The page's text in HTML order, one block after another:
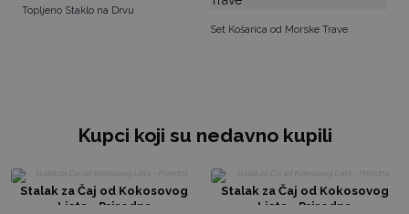
Topljeno Staklo na Drvu
Set Košarica od Morske Trave
Kupci koji su nedavno kupili
Stalak za Čaj od Kokosovog
Lista - Prirodna
Stalak za Čaj od Kokosovog
Lista - Prirodna